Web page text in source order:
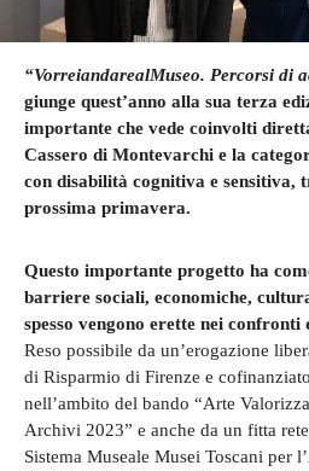
“VorreiandarealMuseo. Percorsi di
giunge quest’anno alla sua terza
importante che vede coinvolti
Cassero di Montevarchi e la
con disabilità cognitiva e sensitiva,
prossima primavera.
Questo importante progetto ha
barriere sociali, economiche,
spesso vengono erette nei
Reso possibile da un’erogazione
di Risparmio di Firenze e
nell’ambito del bando “Arte
Archivi 2023” e anche da un fitta
Sistema Museale Musei Toscani per